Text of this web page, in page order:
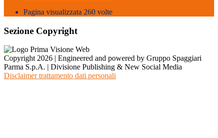
Pagina visualizzata 260 volte
Sezione Copyright
Copyright 2026 | Engineered and powered by Gruppo Spaggiari
Parma S.p.A. | Divisione Publishing & New Social Media
Disclaimer trattamento dati personali